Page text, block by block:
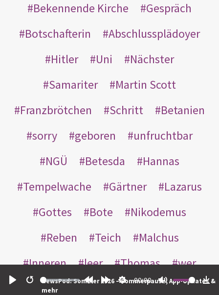
Restart
00:00
NewsPod: Sommer 2026 – Sommerpause, App-Updates &
mehr
Bekennende Kirche
Gespräch
Botschafterin
Abschlussplädoyer
Hitler
Uni
Nächster
Samariter
Martin Scott
Franzbrötchen
Schritt
Betanien
sorry
geboren
unfruchtbar
NGÜ
Betesda
Hannas
Tempelwache
Gärtner
Lazarus
Gottes
Bote
Nikodemus
Reben
Teich
Malchus
Inneren
leer Thomas
wer
einander
nachts weggeworfen